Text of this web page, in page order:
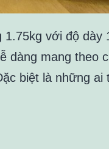
với độ dày
dàng mang theo
biệt là những ai